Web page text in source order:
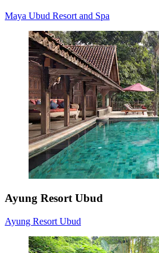
Maya Ubud Resort and Spa
Ayung Resort Ubud
Ayung Resort Ubud